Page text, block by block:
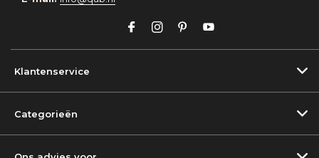
Klantenservice
Categorieën